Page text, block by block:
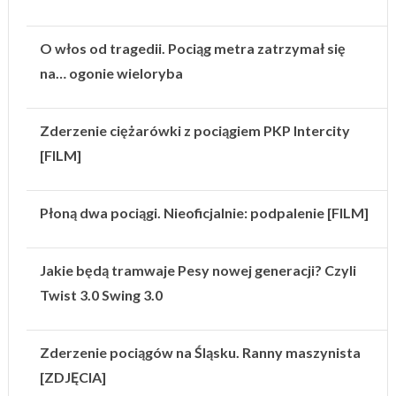
O włos od tragedii. Pociąg metra zatrzymał się
na… ogonie wieloryba
Zderzenie ciężarówki z pociągiem PKP Intercity
[FILM]
Płoną dwa pociągi. Nieoficjalnie: podpalenie [FILM]
Jakie będą tramwaje Pesy nowej generacji? Czyli
Twist 3.0 Swing 3.0
Zderzenie pociągów na Śląsku. Ranny maszynista
[ZDJĘCIA]